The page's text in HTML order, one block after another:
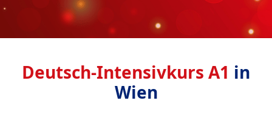
Deutsch-Intensivkurs A1 in
Wien